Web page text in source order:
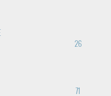
26
71